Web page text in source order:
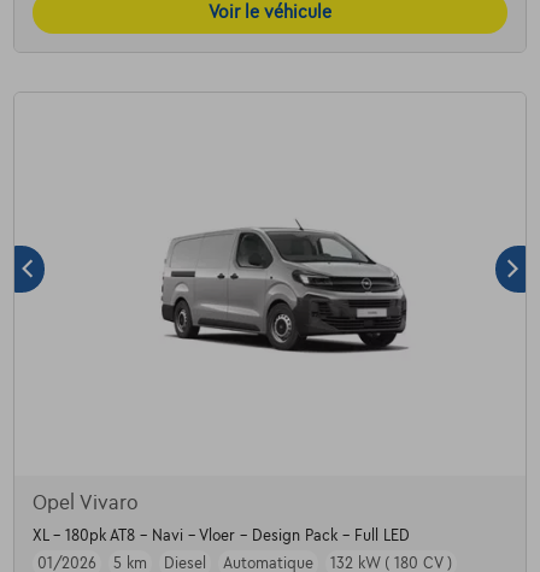
Voir le véhicule
Opel Vivaro
XL - 180pk AT8 - Navi - Vloer - Design Pack - Full LED
01/2026
5 km Diesel Automatique 132 kW ( 180 CV )